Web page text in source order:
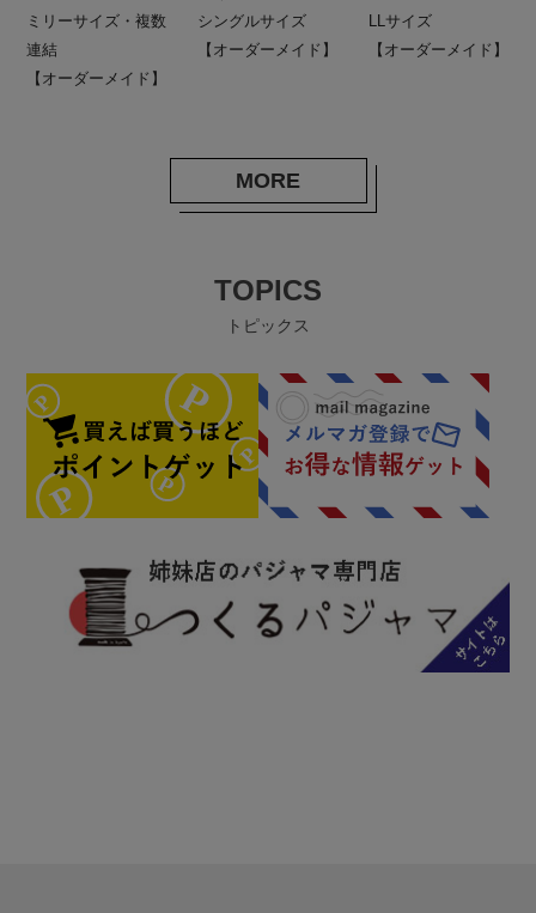
ミリーサイズ・複数
連結
【オーダーメイド】
シングルサイズ
【オーダーメイド】
LLサイズ
【オーダーメイド】
MORE
TOPICS
トピックス